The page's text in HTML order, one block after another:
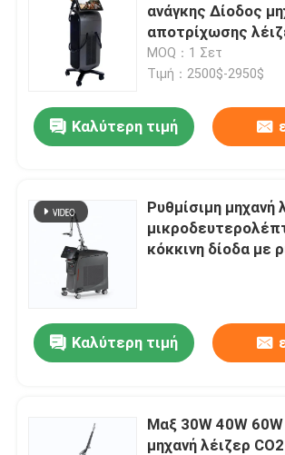
ανάγκης Δίοδος
αποτρίχωσης
σύστημα ψύξης
ημιαγωγών που
MOQ：1 Σετ
Τιμή：2500$-2950$
Καλύτερη τιμή
Ρυθμίσιμη μηχανή
κόκκινη δίοδα με
Καλύτερη τιμή
Μαξ 30W 40W
μηχανή λέιζερ